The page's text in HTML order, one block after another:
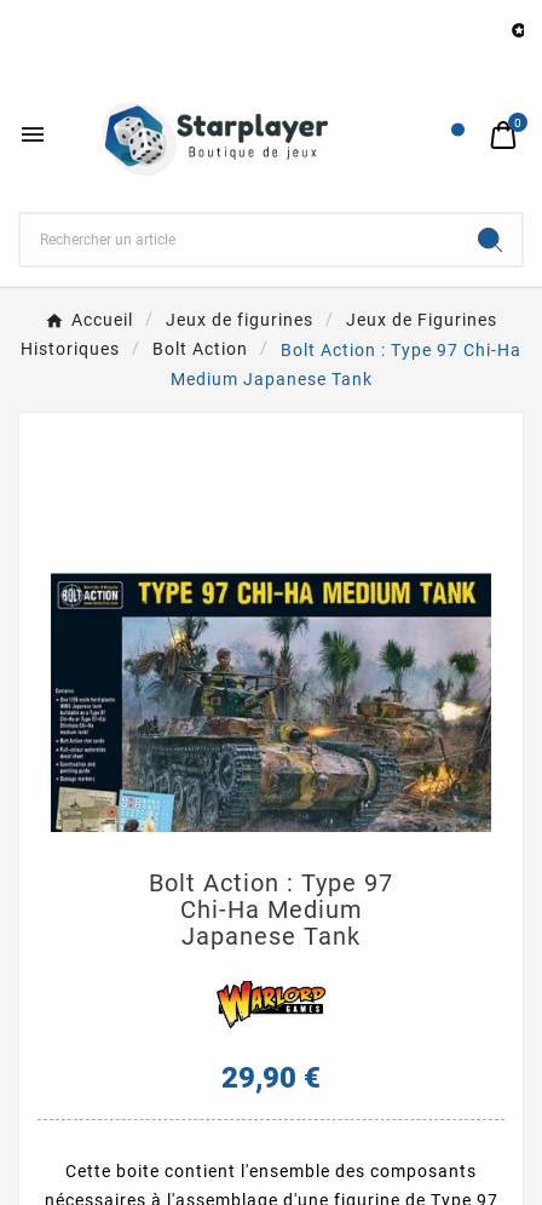

 0
Accueil Jeux de figurines
Jeux de Figurines
Historiques
Bolt Action
Bolt Action : Type 97 Chi-Ha
Medium Japanese Tank
Bolt Action : Type 97
Chi-Ha Medium
Japanese Tank
29,90 €
Cette boite contient l'ensemble des composants
nécessaires à l'assemblage d'une figurine de Type 97